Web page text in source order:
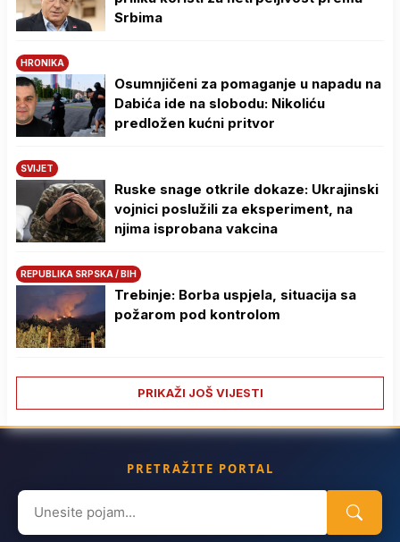
Srbima
HRONIKA
Osumnjičeni za pomaganje u napadu na
Dabića ide na slobodu: Nikoliću
predložen kućni pritvor
SVIJET
Ruske snage otkrile dokaze: Ukrajinski
vojnici poslužili za eksperiment, na
njima isprobana vakcina
REPUBLIKA SRPSKA / BIH
Trebinje: Borba uspjela, situacija sa
požarom pod kontrolom
PRIKAŽI JOŠ VIJESTI
PRETRAŽITE PORTAL
Search
for: